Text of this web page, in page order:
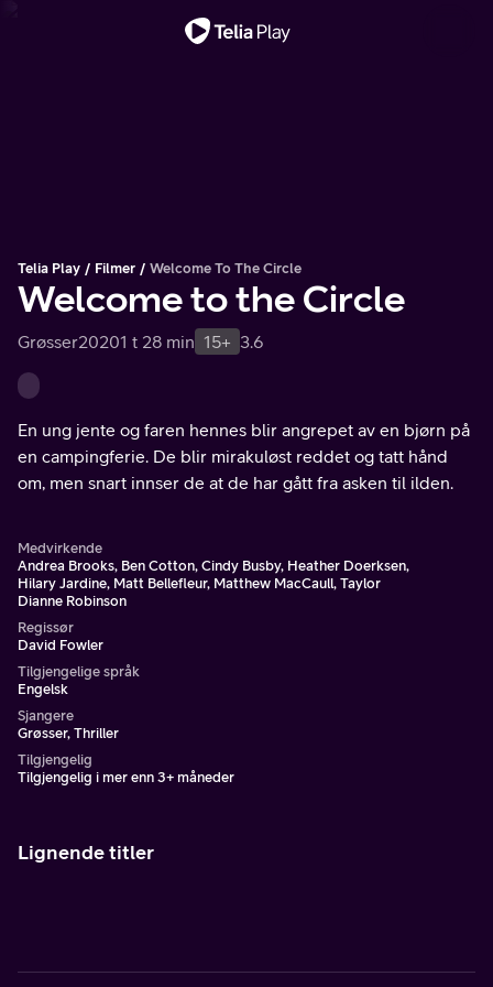
Telia Play Filmer Welcome To The Circle
Welcome to the Circle
Grøsser20201 t 28 min 15+ 3.6
En ung jente og faren hennes blir angrepet av en bjørn på
en campingferie. De blir mirakuløst reddet og tatt hånd
om, men snart innser de at de har gått fra asken til ilden.
Medvirkende
Andrea Brooks, Ben Cotton, Cindy Busby, Heather Doerksen,
Hilary Jardine, Matt Bellefleur, Matthew MacCaull, Taylor
Dianne Robinson
Regissør
David Fowler
Tilgjengelige språk
Engelsk
Sjangere
Grøsser, Thriller
Tilgjengelig
Tilgjengelig i mer enn 3+ måneder
Lignende titler